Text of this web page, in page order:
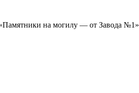
на могилу — от Завода №1»